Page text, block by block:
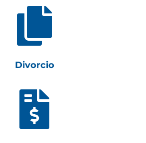

Divorcio
